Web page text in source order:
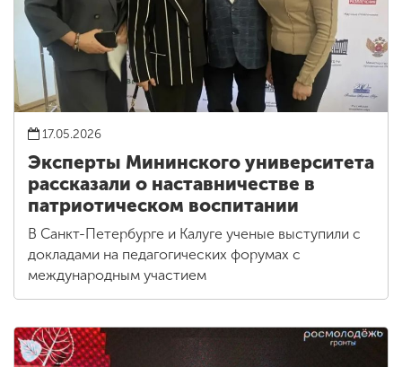
17.05.2026
Эксперты Мининского университета
рассказали о наставничестве в
патриотическом воспитании
В Санкт-Петербурге и Калуге ученые выступили с
докладами на педагогических форумах с
международным участием